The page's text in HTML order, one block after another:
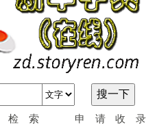
检索 申请收录